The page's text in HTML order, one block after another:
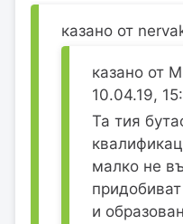
казано от
казано от
10.04.19,
Та тия
малко не
и